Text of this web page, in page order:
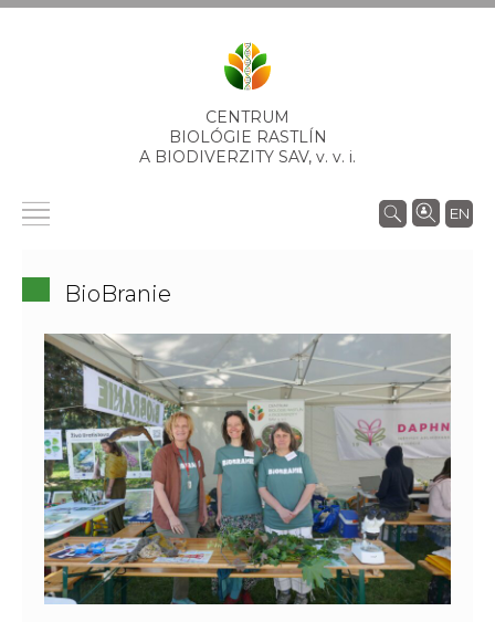
CENTRUM
BIOLÓGIE RASTLÍN
A BIODIVERZITY SAV, v. v. i.
EN
BioBranie